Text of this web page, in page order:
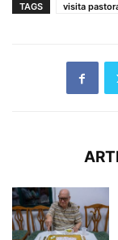
TAGS visita